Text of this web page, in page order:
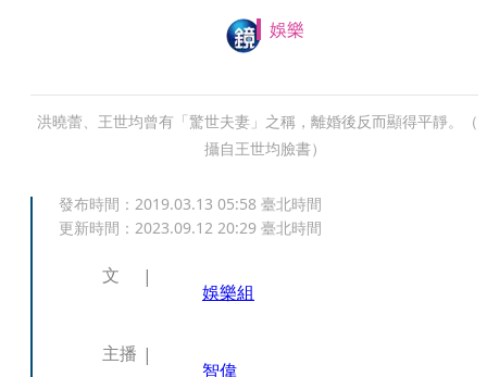
娛樂
洪曉蕾、王世均曾有「驚世夫妻」之稱，離婚後反而顯得平靜。（
攝自王世均臉書）
發布時間： 2019.03.13 05:58 臺北時間
更新時間： 2023.09.12 20:29 臺北時間
文
娛樂組
主播
智偉